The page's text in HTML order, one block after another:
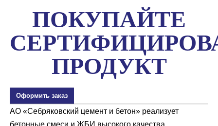
ПОКУПАЙТЕ
ПРОДУКТ
Оформить заказ
АО «Себряковский цемент и бетон» реализует
бетонные смеси и ЖБИ высокого качества.